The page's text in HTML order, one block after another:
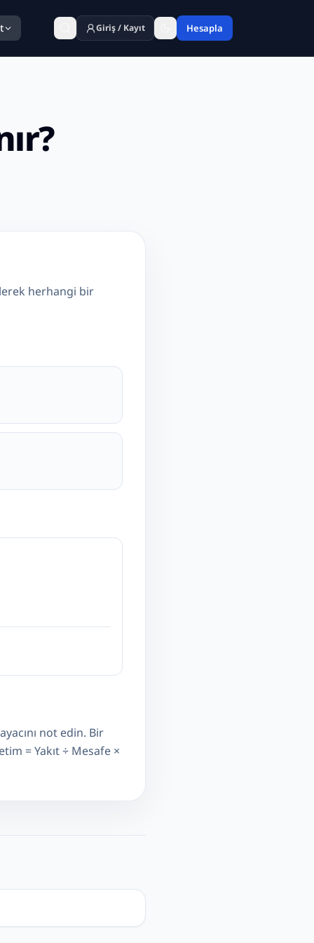
Giriş / Kayıt Hesapla
herhangi bir
not edin. Bir
= Yakıt ÷ Mesafe ×